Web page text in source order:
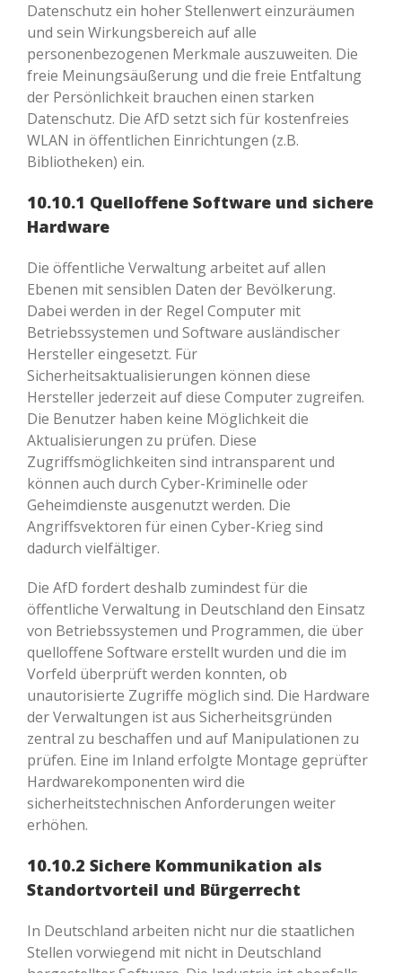
Datenschutz ein hoher Stellenwert einzuräumen
und sein Wirkungsbereich auf alle
personenbezogenen Merkmale auszuweiten. Die
freie Meinungsäußerung und die freie Entfaltung
der Persönlichkeit brauchen einen starken
Datenschutz. Die AfD setzt sich für kostenfreies
WLAN in öffentlichen Einrichtungen (z.B.
Bibliotheken) ein.
10.10.1 Quelloffene Software und sichere
Hardware
Die öffentliche Verwaltung arbeitet auf allen
Ebenen mit sensiblen Daten der Bevölkerung.
Dabei werden in der Regel Computer mit
Betriebssystemen und Software ausländischer
Hersteller eingesetzt. Für
Sicherheitsaktualisierungen können diese
Hersteller jederzeit auf diese Computer zugreifen.
Die Benutzer haben keine Möglichkeit die
Aktualisierungen zu prüfen. Diese
Zugriffsmöglichkeiten sind intransparent und
können auch durch Cyber-Kriminelle oder
Geheimdienste ausgenutzt werden. Die
Angriffsvektoren für einen Cyber-Krieg sind
dadurch vielfältiger.
Die AfD fordert deshalb zumindest für die
öffentliche Verwaltung in Deutschland den Einsatz
von Betriebssystemen und Programmen, die über
quelloffene Software erstellt wurden und die im
Vorfeld überprüft werden konnten, ob
unautorisierte Zugriffe möglich sind. Die Hardware
der Verwaltungen ist aus Sicherheitsgründen
zentral zu beschaffen und auf Manipulationen zu
prüfen. Eine im Inland erfolgte Montage geprüfter
Hardwarekomponenten wird die
sicherheitstechnischen Anforderungen weiter
erhöhen.
10.10.2 Sichere Kommunikation als
Standortvorteil und Bürgerrecht
In Deutschland arbeiten nicht nur die staatlichen
Stellen vorwiegend mit nicht in Deutschland